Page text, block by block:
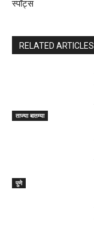
स्पॉट्स
RELATED ARTICLES
ताज्या बातम्या
पुणे